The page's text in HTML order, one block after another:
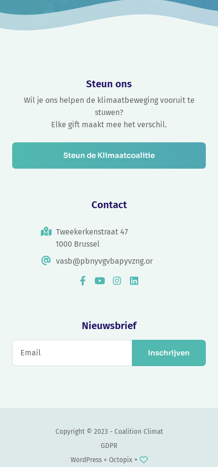
Steun ons
Wil je ons helpen de klimaatbeweging vooruit te
stuwen?
Elke gift maakt mee het verschil.
Steun de Klimaatcoalitie
Contact
Tweekerkenstraat 47
1000 Brussel
vasb@pbnyvgvbapyvzng.or
Nieuwsbrief
Inschrijven
Copyright © 2023 - Coalition Climat
GDPR
WordPress + Octopix =